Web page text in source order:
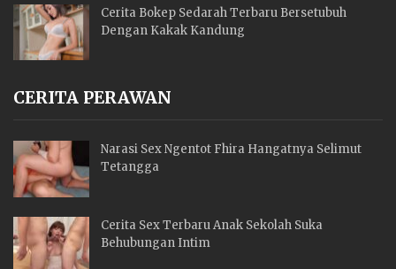
Cerita Bokep Sedarah Terbaru Bersetubuh
Dengan Kakak Kandung
CERITA PERAWAN
Narasi Sex Ngentot Fhira Hangatnya Selimut
Tetangga
Cerita Sex Terbaru Anak Sekolah Suka
Behubungan Intim